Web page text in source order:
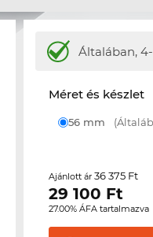
Általában,
Méret és készlet
56 mm
Ajánlott ár36 375 Ft
29 100 Ft
27.00% ÁFA tartalmazva